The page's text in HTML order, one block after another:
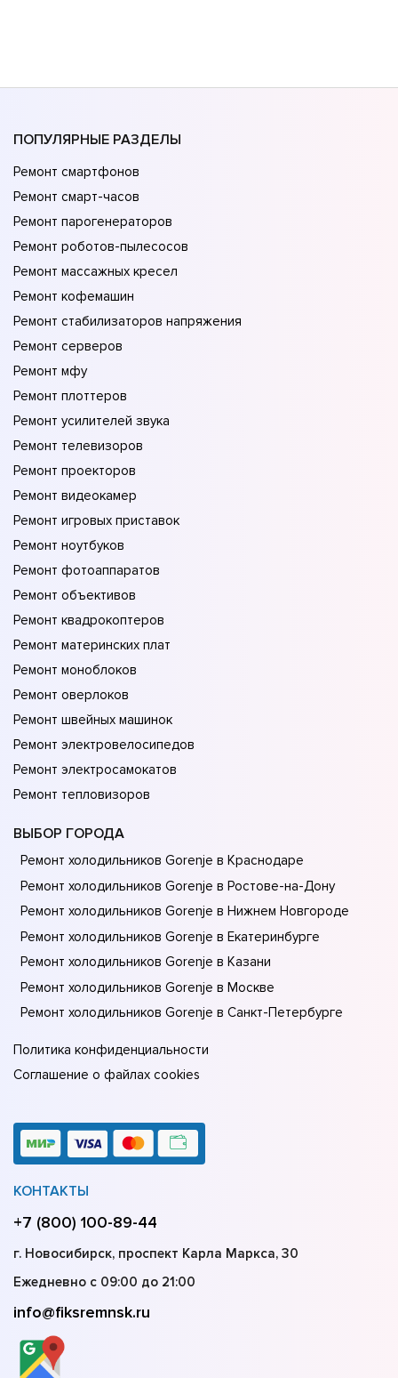
ПОПУЛЯРНЫЕ РАЗДЕЛЫ
Ремонт смартфонов
Ремонт смарт-часов
Ремонт парогенераторов
Ремонт роботов-пылесосов
Ремонт массажных кресел
Ремонт кофемашин
Ремонт стабилизаторов напряжения
Ремонт серверов
Ремонт мфу
Ремонт плоттеров
Ремонт усилителей звука
Ремонт телевизоров
Ремонт проекторов
Ремонт видеокамер
Ремонт игровых приставок
Ремонт ноутбуков
Ремонт фотоаппаратов
Ремонт объективов
Ремонт квадрокоптеров
Ремонт материнских плат
Ремонт моноблоков
Ремонт оверлоков
Ремонт швейных машинок
Ремонт электровелосипедов
Ремонт электросамокатов
Ремонт тепловизоров
ВЫБОР ГОРОДА
Ремонт холодильников Gorenje в Краснодаре
Ремонт холодильников Gorenje в Ростове-на-Донy
Ремонт холодильников Gorenje в Нижнем Новгороде
Ремонт холодильников Gorenje в Екатеринбурге
Ремонт холодильников Gorenje в Казани
Ремонт холодильников Gorenje в Москве
Ремонт холодильников Gorenje в Санкт-Петербурге
Политика конфиденциальности
Соглашение о файлах cookies
КОНТАКТЫ
+7 (800) 100-89-44
г. Новосибирск, проспект Карла Маркса, 30
Ежедневно с 09:00 до 21:00
info@fiksremnsk.ru